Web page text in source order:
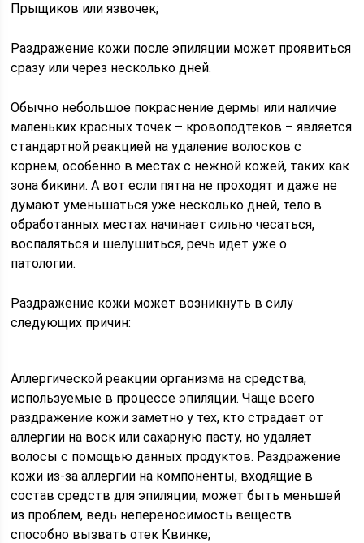
Прыщиков или язвочек;
Раздражение кожи после эпиляции может проявиться
сразу или через несколько дней.
Обычно небольшое покраснение дермы или наличие
маленьких красных точек – кровоподтеков – является
стандартной реакцией на удаление волосков с
корнем, особенно в местах с нежной кожей, таких как
зона бикини. А вот если пятна не проходят и даже не
думают уменьшаться уже несколько дней, тело в
обработанных местах начинает сильно чесаться,
воспаляться и шелушиться, речь идет уже о
патологии.
Раздражение кожи может возникнуть в силу
следующих причин:
Аллергической реакции организма на средства,
используемые в процессе эпиляции. Чаще всего
раздражение кожи заметно у тех, кто страдает от
аллергии на воск или сахарную пасту, но удаляет
волосы с помощью данных продуктов. Раздражение
кожи из-за аллергии на компоненты, входящие в
состав средств для эпиляции, может быть меньшей
из проблем, ведь непереносимость веществ
способно вызвать отек Квинке;